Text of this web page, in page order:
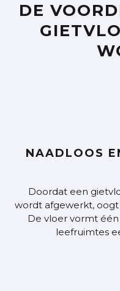
DE
NAADLOOS
Doordat een
wordt afgewerkt,
De vloer vormt
leefruimtes